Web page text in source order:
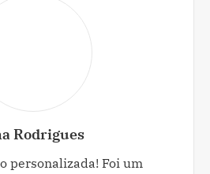
Rodrigues
personalizada! Foi um